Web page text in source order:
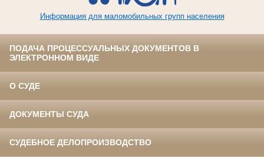
Информация для маломобильных групп населения
ПОДАЧА ПРОЦЕССУАЛЬНЫХ ДОКУМЕНТОВ В
ЭЛЕКТРОННОМ ВИДЕ
О СУДЕ
ДОКУМЕНТЫ СУДА
СУДЕБНОЕ ДЕЛОПРОИЗВОДСТВО